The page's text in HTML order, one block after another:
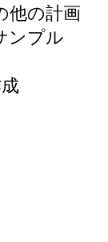
他の計画
ンプル